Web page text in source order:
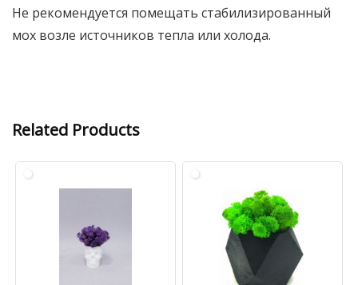
Не рекомендуется помещать стабилизированный
мох возле источников тепла или холода.
Related Products